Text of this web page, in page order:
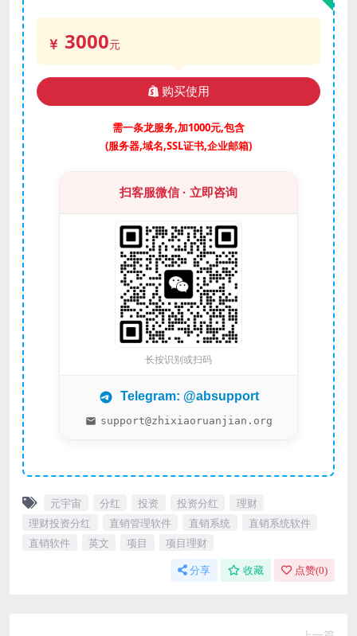
3000元
购买使用
需一条龙服务,加1000元,包含
(服务器,域名,SSL证书,企业邮箱)
扫客服微信 · 立即咨询
长按识别或扫码
Telegram: @absupport
support@zhixiaoruanjian.org
元宇宙 分红 投资 投资分红
理财
理财投资分红
直销管理软件 直销系统
直销系统软件
直销软件
英文 项目 项目理财
分享 收藏 点赞(0)